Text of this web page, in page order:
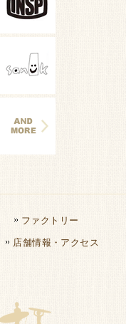
ファクトリー
店舗情報・アクセス